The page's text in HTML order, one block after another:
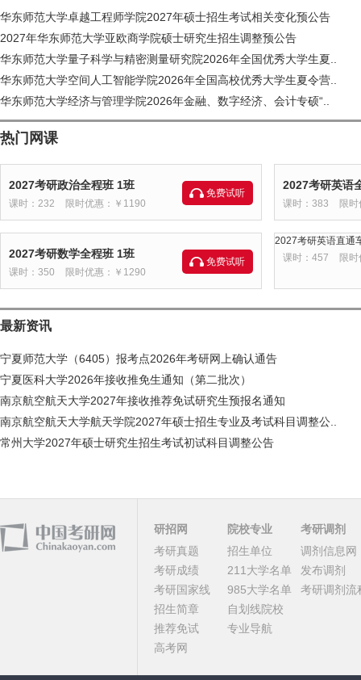
华东师范大学卓越工程师学院2027年硕士招生考试相关变化预公告
2027年华东师范大学亚欧商学院硕士研究生招生调整预公告
华东师范大学量子科学与精密测量研究院2026年全国优秀大学生夏..
华东师范大学空间人工智能学院2026年全国高校优秀大学生夏令营..
华东师范大学经济与管理学院2026年金融、数字经济、会计专硕“..
热门网课
2027考研政治全程班 1班
课时：232 限时优惠：￥1190
免费试听
2027考研英语
课时：383 限
2027考研数学全程班 1班
课时：350 限时优惠：￥1290
免费试听
2027考研英语直通
课时：457
限
最新资讯
宁夏师范大学（6405）报考点2026年考研网上确认通告
宁夏医科大学2026年接收推免生通知（第二批次）
南京航空航天大学2027年接收推荐免试研究生预报名通知
南京航空航天大学航天学院2027年硕士招生专业及考试科目调整公..
常州大学2027年硕士研究生招生考试初试科目调整公告
研招网
考研真题
考研成绩
考研国家线
招生简章
推荐免试
高考网
院校专业
招生单位
211大学名单
985大学名单
自划线院校
专业导航
考研调剂
调剂信息网
发布调剂
考研调剂流